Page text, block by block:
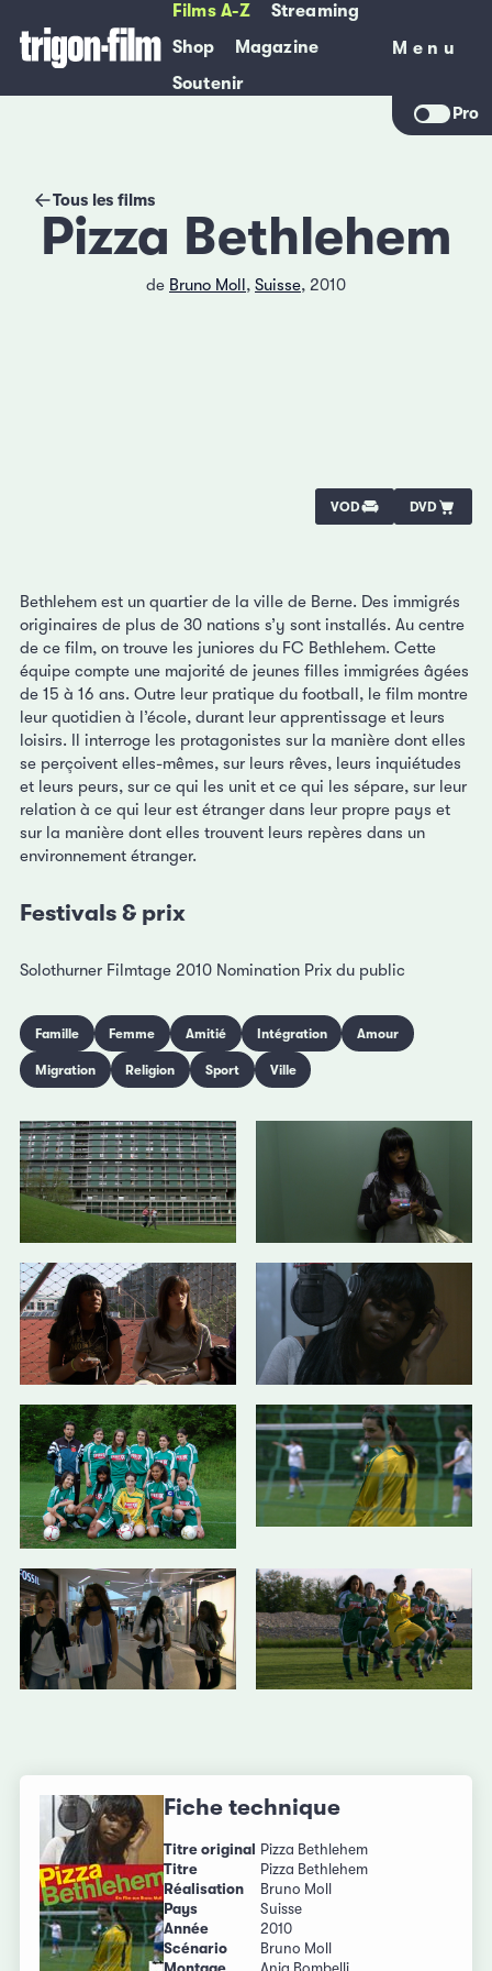
Films A-Z
Streaming
Shop
Magazine
Soutenir
Menu
Menu
Pro
Tous les films
Pizza Bethlehem
de Bruno Moll, Suisse, 2010
VOD DVD
Bethlehem est un quartier de la ville de Berne. Des immigrés
originaires de plus de 30 nations s’y sont installés. Au centre
de ce film, on trouve les juniores du FC Bethlehem. Cette
équipe compte une majorité de jeunes filles immigrées âgées
de 15 à 16 ans. Outre leur pratique du football, le film montre
leur quotidien à l’école, durant leur apprentissage et leurs
loisirs. Il interroge les protagonistes sur la manière dont elles
se perçoivent elles-mêmes, sur leurs rêves, leurs inquiétudes
et leurs peurs, sur ce qui les unit et ce qui les sépare, sur leur
relation à ce qui leur est étranger dans leur propre pays et
sur la manière dont elles trouvent leurs repères dans un
environnement étranger.
Festivals & prix
Solothurner Filmtage 2010 Nomination Prix du public
Famille Femme Amitié Intégration Amour
Migration Religion Sport Ville
Fiche technique
Titre original
Pizza Bethlehem
Titre
Pizza Bethlehem
Réalisation
Bruno Moll
Pays
Suisse
Année
2010
Scénario
Bruno Moll